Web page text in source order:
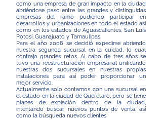
como una empresa de gran impacto en la ciudad
abriéndose paso entre las grandes y distinguidas
empresas del ramo pudiendo participar en
desarrollos y urbanizaciones en todo el estado así
como en los estados de Aguascalientes, San Luis
Potosí, Guanajuato y Tamaulipas.
Para el año 2008 se decidió expedirse abriendo
nuestra segunda sucursal en la cuidad, lo cual
contrajo grandes retos. Al cabo de tres años se
tuvo una reestructuración empresarial unificando
nuestras dos sucursales en nuestras propias
instalaciones para así poder proporcionar un
mejor servicio.
Actualmente solo contamos con una sucursal en
el estado en la ciudad de Querétaro, pero se tiene
planes de expiación dentro de la ciudad,
intentando buscar nuevos puntos de venta, así
como la búsqueda nuevos clientes